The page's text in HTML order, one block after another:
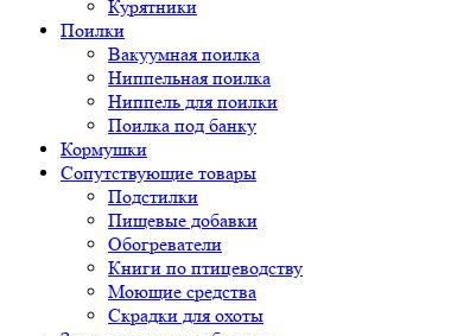
Курятники
Поилки
Вакуумная поилка
Ниппельная поилка
Ниппель для поилки
Поилка под банку
Кормушки
Сопутствующие товары
Подстилки
Пищевые добавки
Обогреватели
Книги по птицеводству
Моющие средства
Скрадки для охоты